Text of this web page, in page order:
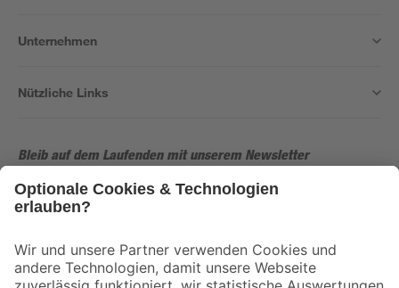
Unternehmen
Nützliche Links
Bleib auf dem Laufenden mit unserem Newsletter
Der toom Newsletter: Keine Angebote und Aktionen mehr verpassen!
Folge uns